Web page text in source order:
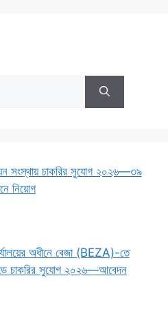
সংস্থায় চাকরির সুযোগ ২০২৬—৩৯
নিয়োগ
অধীনে বেজা (BEZA)-তে
চাকরির সুযোগ ২০২৬—আবেদন